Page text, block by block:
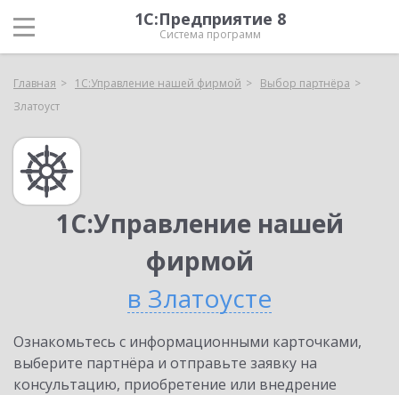
1С:Предприятие 8
Система программ
Главная 1С:Управление нашей фирмой
Выбор партнёра
Златоуст
1С:Управление нашей
фирмой
в Златоусте
Ознакомьтесь с информационными карточками,
выберите партнёра и отправьте заявку на
консультацию, приобретение или внедрение